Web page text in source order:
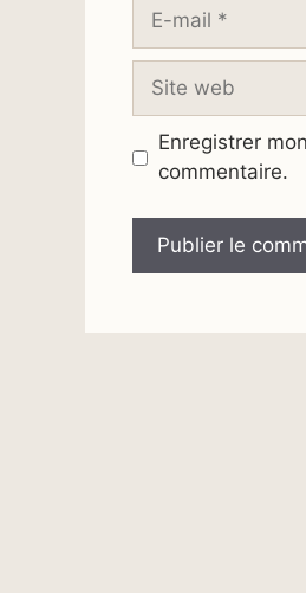
Site
Enregistrer
commentaire.